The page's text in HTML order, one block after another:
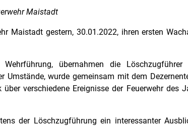
Maistadt
Maistadt gestern, 30.01.2022, ihren ersten
übernahmen die
Umstände, wurde gemeinsam mit dem
verschiedene Ereignisse der Feuerwehr des
der Löschzugführung ein interessanter